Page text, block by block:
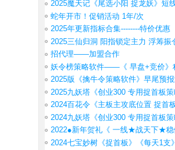
2025魔天记《尾选小阳 捉龙妖》短
蛇年开市！促销活动 1年/次
2025年更新指标合集--------特价优惠
2025三仙归洞 阳指锁定主力 浮筹振
招代理——加盟合作
妖令榜策略软件——《 早盘+竞价》
2025版《擒牛令策略软件》早尾预
2025九妖塔《创业300 专用捉首板
2024百花令《主板主攻底位置 捉首
2024九妖塔《创业300 专用捉首板
2022●新年贺礼《 一线★战天下★稳
2024七宝妙树《捉首板》《每天1支